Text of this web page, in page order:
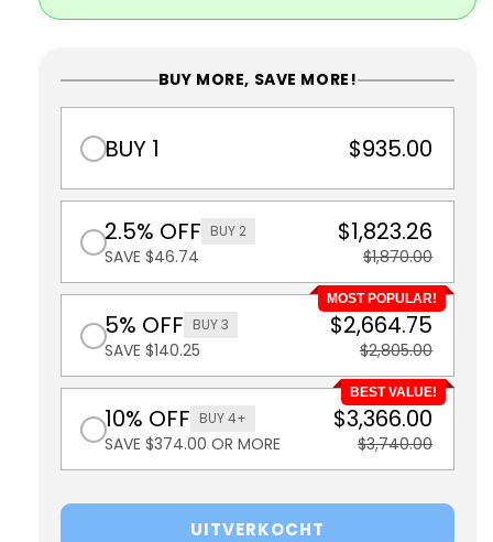
BUY MORE, SAVE MORE!
BUY 1 $935.00
2.5% OFF BUY 2
SAVE $46.74
$1,823.26
$1,870.00
MOST POPULAR!
5% OFF BUY 3
SAVE $140.25
$2,664.75
$2,805.00
BEST VALUE!
10% OFF BUY 4+
SAVE $374.00 OR MORE
$3,366.00
$3,740.00
UITVERKOCHT